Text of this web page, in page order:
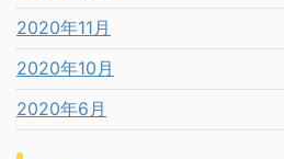
2020年11月
2020年10月
2020年6月